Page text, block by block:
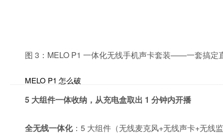
图 3：MELO P1 一体化无线手机声卡套装——一套搞定
MELO P1 怎么破
5 大组件一体收纳，从充电盒取出 1 分钟内开播
全无线一体化：5 大组件（无线麦克风+无线声卡+无线